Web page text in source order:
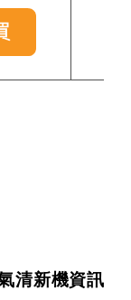
清新機資訊